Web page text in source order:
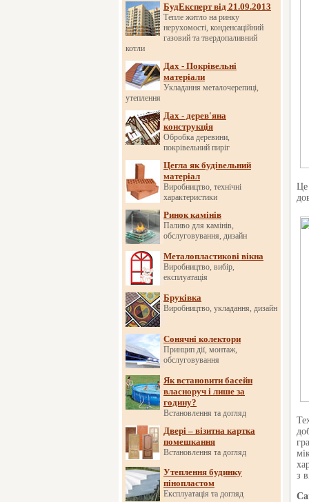
БудЕксперт від 21.09.2013
Тепле житло на ринку
нерухомості, конденсаційний
газовий та твердопаливний
котли
Дах - Покрівельні
матеріали
Укладання металочерепиці,
утеплення
Дах - дерев'яна
конструкція
Обробка деревини,
покрівельний пиріг
Цегла як будівельний
матеріал
Виробництво, технічні
характеристики
Ринок камінів
Паливо для камінів,
обслуговування, дизайн
Металопластикові вікна
Виробництво, вибір,
експлуатація
Бруківка
Виробництво, укладання, дизайн
Сонячні колектори
Принцип дії, монтаж,
обслуговування
Як встановити басейн
власноруч і лише за
годину?
Встановлення та догляд
Двері – візитна картка
помешкання
Встановлення та догляд
Утеплення будинку
пінопластом
Експлуатація та догляд
Це
з